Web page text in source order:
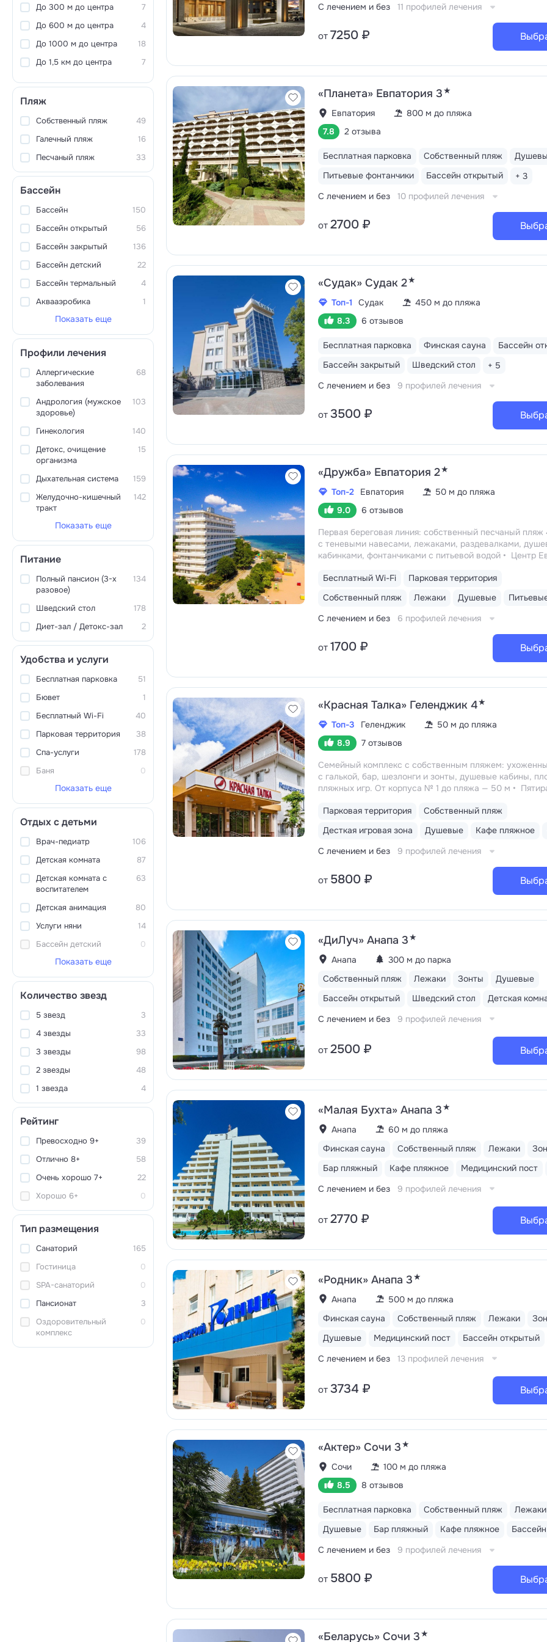
До 300 м до центра
7
До 600 м до центра
4
До 1000 м до центра
18
До 1,5 км до центра
7
Пляж
Собственный пляж
49
Галечный пляж
16
Песчаный пляж
33
Бассейн
Бассейн
150
Бассейн открытый
56
Бассейн закрытый
136
Бассейн детский
22
Бассейн термальный
4
Аквааэробика
1
Показать еще
Профили лечения
Аллергические
заболевания
68
Андрология (мужское
здоровье)
103
Гинекология
140
Детокс, очищение
организма
15
Дыхательная система
159
Желудочно-кишечный
тракт
142
Показать еще
Питание
Полный пансион (3-х
разовое)
134
Шведский стол
178
Диет-зал / Детокс-зал
2
Удобства и услуги
Бесплатная парковка
51
Бювет
1
Бесплатный Wi-Fi
40
Парковая территория
38
Спа-услуги
178
Баня
0
Показать еще
Отдых с детьми
Врач-педиатр
106
Детская комната
87
Детская комната с
воспитателем
63
Детская анимация
80
Услуги няни
14
Бассейн детский
0
Показать еще
Количество звезд
5 звезд
3
4 звезды
33
3 звезды
98
2 звезды
48
1 звезда
4
Рейтинг
Превосходно 9+
39
Отлично 8+
58
Очень хорошо 7+
22
Хорошо 6+
0
Тип размещения
Санаторий
165
Гостиница
0
SPA-санаторий
0
Пансионат
3
Оздоровительный
комплекс
0
С лечением и без 11 профилей лечения
от 7250 ₽
«Планета» Евпатория 3★
Евпатория
800 м до пляжа
7.8
2 отзыва
Бесплатная парковка Собственный пляж
Питьевые фонтанчики
Бассейн открытый
+ 3
С лечением и без
10 профилей лечения
от 2700 ₽
«Судак» Судак 2★
Топ-1 Судак
450 м до пляжа
8.3
6 отзывов
Бесплатная парковка Финская сауна
Бассейн
Бассейн закрытый
Шведский стол
+ 5
С лечением и без
9 профилей лечения
от 3500 ₽
«Дружба» Евпатория 2★
Топ-2 Евпатория
50 м до пляжа
9.0
6 отзывов
Первая береговая линия: собственный песчаный
с теневыми навесами, лежаками, раздевалками,
кабинками, фонтанчиками с питьевой водой
Центр
набережной им. Фрунзе, дельфинария и океанариума
На пляже есть летнее кафе с закусками, мороженым,
напитками
Крытый подогреваемый бассейн 12×12 м,
0,9–1,8 м. Есть финская сауна и хаммам
Бесплатный Wi-Fi
Парковая территория
Собственный пляж
Лежаки Душевые
С лечением и без
6 профилей лечения
от 1700 ₽
«Красная Талка» Геленджик 4★
Топ-3 Геленджик
50 м до пляжа
8.9
7 отзывов
Семейный комплекс с собственным пляжем:
с галькой, бар, шезлонги и зонты, душевые кабины,
пляжных игр. От корпуса № 1 до пляжа — 50 м
отдыхающих на первой и второй линии. На территории
с дорожками для плавания, детской чашей и спа-
семейные — с гидромассажем (1 линия), водными
и ведрами для обливаний (2 линия), открытый детский
Во всех установлены высокотехнологичные системы
и подогрева воды
Здоровое движение: плавание,
и настольный теннис, бадминтон, футбольная,
Парковая территория
Собственный пляж
Десткая игровая зона
Душевые Кафе пляжное
С лечением и без
9 профилей лечения
от 5800 ₽
«ДиЛуч» Анапа 3★
Анапа
300 м до парка
Собственный пляж
Лежаки Зонты
Душевые
Бассейн открытый
Шведский стол Детская
С лечением и без
9 профилей лечения
от 2500 ₽
«Малая Бухта» Анапа 3★
Анапа
60 м до пляжа
Финская сауна
Собственный пляж Лежаки
Бар пляжный
Кафе пляжное Медицинский пост
С лечением и без
9 профилей лечения
от 2770 ₽
«Родник» Анапа 3★
Анапа
500 м до пляжа
Финская сауна
Собственный пляж Лежаки
Душевые
Медицинский пост Бассейн открытый
С лечением и без
13 профилей лечения
от 3734 ₽
«Актер» Сочи 3★
Сочи
100 м до пляжа
8.5
8 отзывов
Бесплатная парковка Собственный пляж Лежаки
Душевые
Бар пляжный Кафе пляжное
С лечением и без
9 профилей лечения
от 5800 ₽
«Беларусь» Сочи 3★